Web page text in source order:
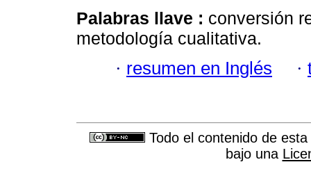
Palabras llave : conversión
metodología cualitativa.
· resumen en Inglés ·
Todo el contenido de
bajo una